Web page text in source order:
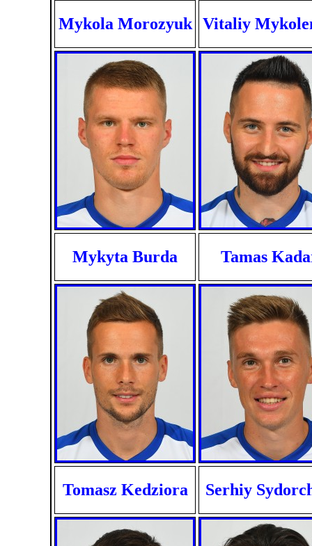
Mykola Morozyuk Vitaliy
Mykyta Burda Tamas
Tomasz Kedziora Serhiy